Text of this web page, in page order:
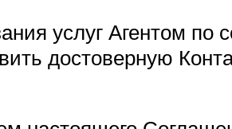
услуг Агентом
достоверную